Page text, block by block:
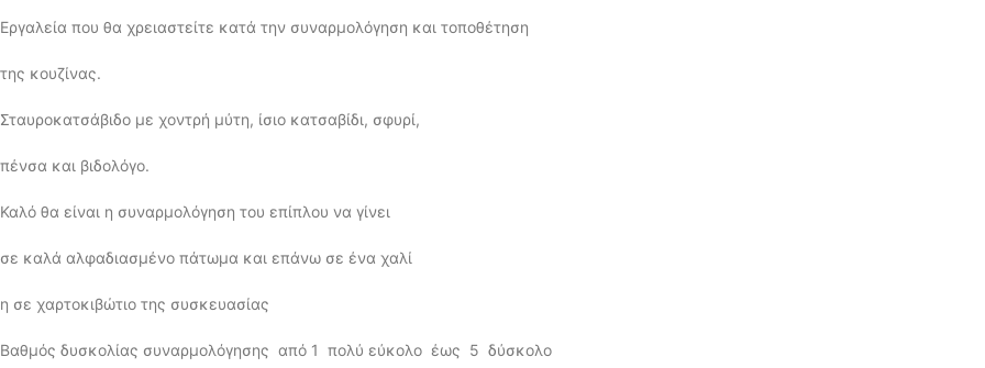
Εργαλεία που θα χρειαστείτε κατά την συναρμολόγηση και τοποθέτηση
της κουζίνας.
Σταυροκατσάβιδο με χοντρή μύτη, ίσιο κατσαβίδι, σφυρί,
πένσα και βιδολόγο.
Καλό θα είναι η συναρμολόγηση του επίπλου να γίνει
σε καλά αλφαδιασμένο πάτωμα και επάνω σε ένα χαλί
η σε χαρτοκιβώτιο της συσκευασίας
Βαθμός δυσκολίας συναρμολόγησης από 1 πολύ εύκολο έως 5 δύσκολο